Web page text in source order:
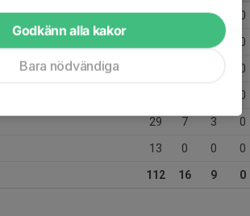
5 0 0 0
0
0
0
29 7 3 0
13 0 0 0
112 16 9 0
Godkänn alla kakor
Bara nödvändiga